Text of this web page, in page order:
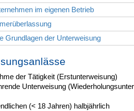
im eigenen Betrieb
Grundlagen der Unterweisung
der Tätigkeit (Erstunterweisung)
Unterweisung
(< 18 Jahren) halbjährlich